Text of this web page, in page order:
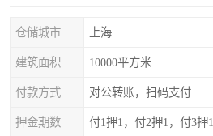
仓储城市 上海
建筑面积 10000平方米
付款方式 对公转账，扫码支付
押金期数 付1押1，付2押1，付3押1